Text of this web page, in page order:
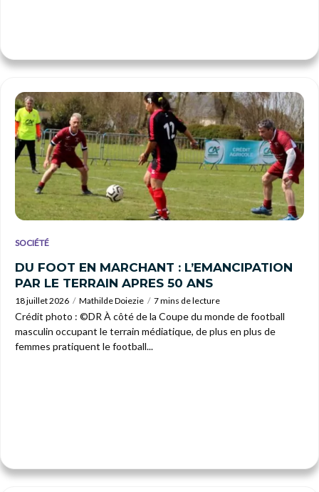
SOCIÉTÉ
DU FOOT EN MARCHANT : L’EMANCIPATION
PAR LE TERRAIN APRES 50 ANS
18 juillet 2026 Mathilde Doiezie 7 mins de lecture
Crédit photo : ©DR À côté de la Coupe du monde de football
masculin occupant le terrain médiatique, de plus en plus de
femmes pratiquent le football...